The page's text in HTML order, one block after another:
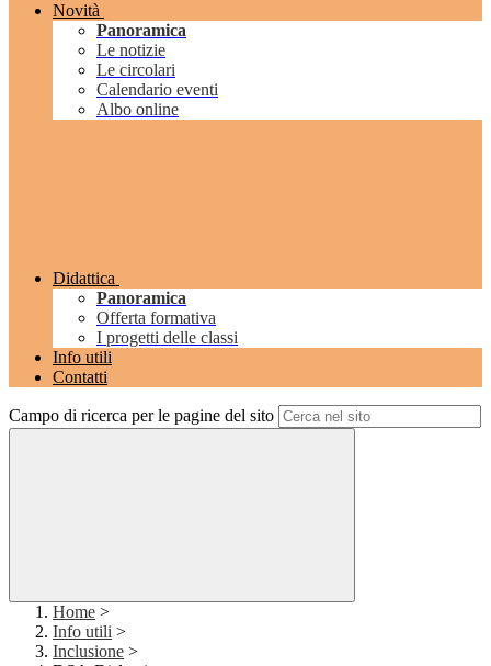
Novità
Panoramica
Le notizie
Le circolari
Calendario eventi
Albo online
Didattica
Panoramica
Offerta formativa
I progetti delle classi
Info utili
Contatti
Campo di ricerca per le pagine del sito
Home >
Info utili >
Inclusione >